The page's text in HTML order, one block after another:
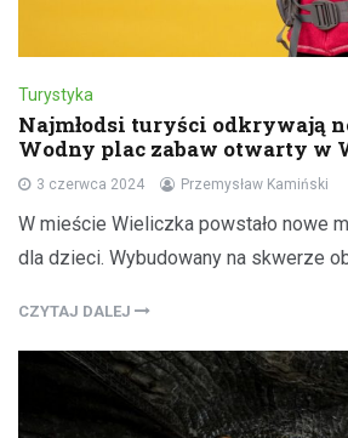
Turystyka
Najmłodsi turyści odkrywają
Wodny plac zabaw otwarty w
3 czerwca 2024 Przemysław Kamiński
W mieście Wieliczka powstało nowe
dla dzieci. Wybudowany na skwerze
CZYTAJ DALEJ